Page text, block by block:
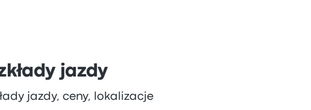
jazdy
jazdy, ceny, lokalizacje